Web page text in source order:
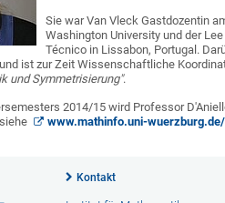
Sie war Van Vleck Gastdozentin
Washington University und der
Técnico in Lissabon, Portugal.
ist zur Zeit Wissenschaftliche
und Symmetrisierung".
2014/15 wird Professor
www.mathinfo.uni-
Kontakt